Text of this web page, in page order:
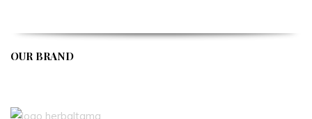
OUR BRAND